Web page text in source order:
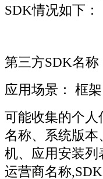
SDK情况如下：
第三方SDK名
应用场景： 框架
可能收集的个
名称、系统版
机、应用安装
运营商名称